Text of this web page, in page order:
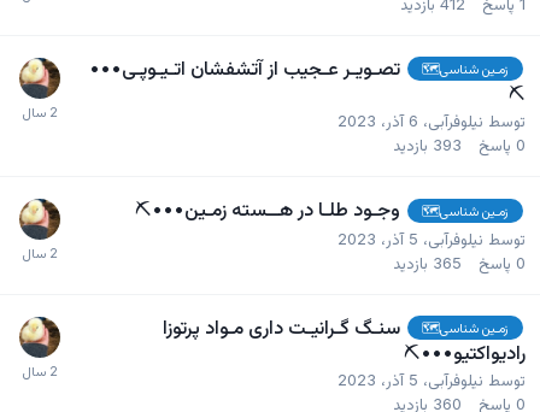
زمـین شناسی🗺
تصـویـر عـجیب از آتشفشان اتـیـوپـی•••
⛏️
توسط نیلوفرآبی، 6 آذر، 2023
0 پاسخ 393 بازدید
زمـین شناسی🗺 وجـود طلـا در هــسته زمـین•••⛏️
توسط نیلوفرآبی، 5 آذر، 2023
0 پاسخ 365 بازدید
زمـین شناسی🗺
سنـگ گـرانیـت داری مـواد پرتوزا
رادیواکتیو•••⛏️
توسط نیلوفرآبی، 5 آذر، 2023
0 پاسخ 360 بازدید